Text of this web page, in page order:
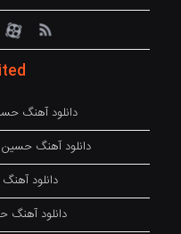
دانلود آهنگ
دانلود آهنگ حسین
دانلود آهنگ
دانلود آهنگ